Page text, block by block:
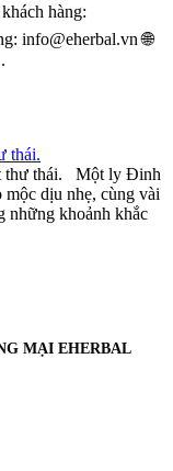
hàng:
info@eherbal.vn 🌐
thái.
thư thái. Một ly Đinh
dịu nhẹ, cùng vài
những khoảnh khắc
MẠI EHERBAL